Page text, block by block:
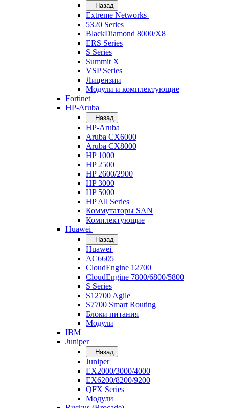
Назад
Extreme Networks
5320 Series
BlackDiamond 8000/X8
ERS Series
S Series
Summit X
VSP Series
Лицензии
Модули и комплектующие
Fortinet
HP-Aruba
Назад
HP-Aruba
Aruba CX6000
Aruba CX8000
HP 1000
HP 2500
HP 2600/2900
HP 3000
HP 5000
HP All Series
Коммутаторы SAN
Комплектующие
Huawei
Назад
Huawei
AC6605
CloudEngine 12700
CloudEngine 7800/6800/5800
S Series
S12700 Agile
S7700 Smart Routing
Блоки питания
Модули
IBM
Juniper
Назад
Juniper
EX2000/3000/4000
EX6200/8200/9200
QFX Series
Модули